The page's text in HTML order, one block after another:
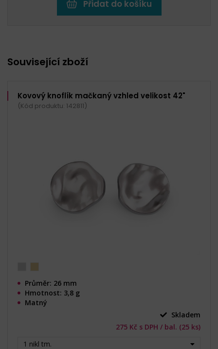
Přidat do košíku
Související zboží
Kovový knoflík mačkaný vzhled velikost 42"
(Kód produktu: 142811)
Průměr: 26 mm
Hmotnost: 3,8 g
Matný
Skladem
275 Kč s DPH / bal. (25 ks)
1 nikl tm.